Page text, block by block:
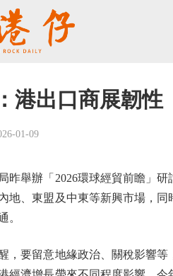
港出口商展韌性
01-09
辦「2026環球經貿前瞻」研
地、東盟及中東等新興市場，
。
留意地緣政治、關稅影響等，